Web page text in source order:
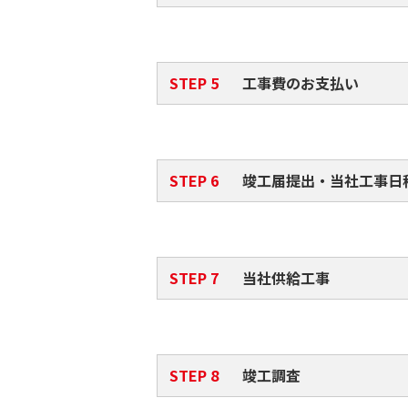
工事費のお支払い
竣工届提出・当社工事日
当社供給工事
竣工調査